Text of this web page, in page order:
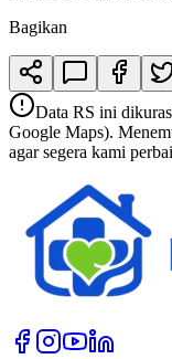
Bagikan
Data RS ini
Google Maps).
agar segera kami